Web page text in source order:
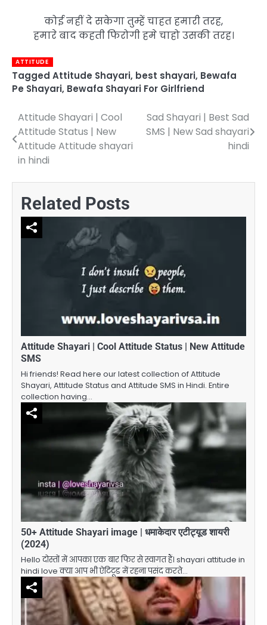
कोई नहीं दे सकेगा तुम्हें चाहत हमारी तरह,
हमारे बाद कहती फिरोगी हमे चाहो उसकी तरह।
ATTITUDE
Tagged Attitude Shayari, best shayari, Bewafa
Pe Shayari, Bewafa Shayari For Girlfriend
Post
navigation
Attitude Shayari | Cool
Attitude Status | New
Attitude Attitude shayari
in hindi
Sad Shayari | Best Sad
SMS | New Sad shayari
hindi
Related Posts
Attitude Shayari | Cool Attitude Status | New Attitude
SMS
Hi friends! Read here our latest collection of Attitude
Shayari, Attitude Status and Attitude SMS in Hindi. Entire
collection having…
50+ Attitude Shayari image | धमाकेदार एटीट्यूड शायरी
(2024)
Hello दोस्तों में आपका एक बार फिर से स्वागत हैं। shayari attitude in
hindi love क्या आप भी ऐटिटूड में रहना पसंद करते…